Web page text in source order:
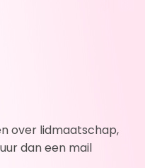
over lidmaatschap,
dan een mail